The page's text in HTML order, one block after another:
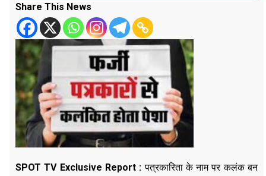
Share This News
SPOT TV Exclusive Report : पत्रकारिता के नाम पर कलंक बन